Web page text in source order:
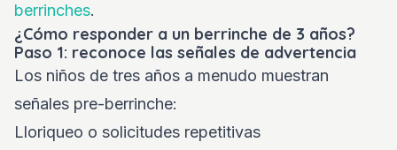
berrinches.
¿Cómo responder a un berrinche de 3 años?
Paso 1: reconoce las señales de advertencia
Los niños de tres años a menudo muestran
señales pre-berrinche:
Lloriqueo o solicitudes repetitivas